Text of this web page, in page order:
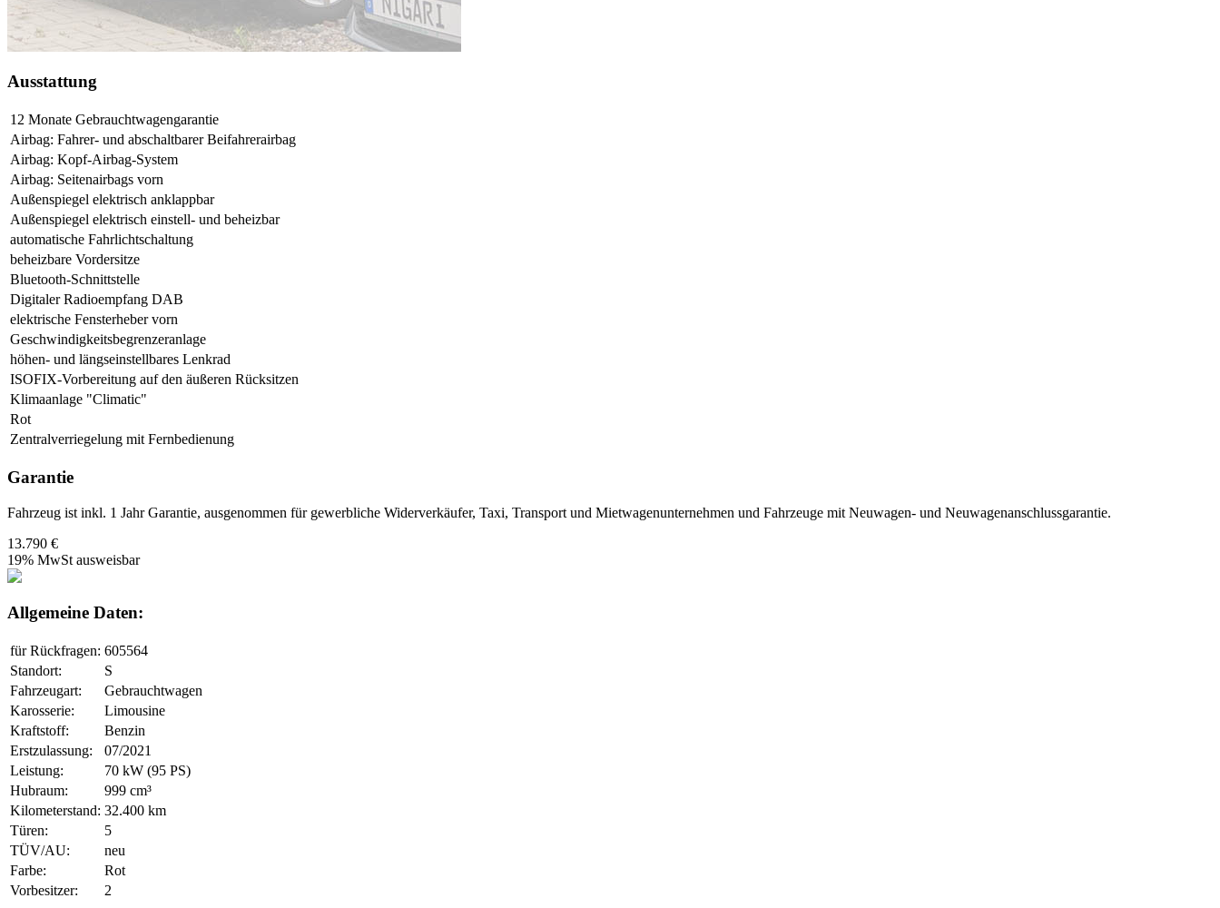
Ausstattung
12 Monate Gebrauchtwagengarantie
Airbag: Fahrer- und abschaltbarer Beifahrerairbag
Airbag: Kopf-Airbag-System
Airbag: Seitenairbags vorn
Außenspiegel elektrisch anklappbar
Außenspiegel elektrisch einstell- und beheizbar
automatische Fahrlichtschaltung
beheizbare Vordersitze
Bluetooth-Schnittstelle
Digitaler Radioempfang DAB
elektrische Fensterheber vorn
Geschwindigkeitsbegrenzeranlage
höhen- und längseinstellbares Lenkrad
ISOFIX-Vorbereitung auf den äußeren Rücksitzen
Klimaanlage "Climatic"
Rot
Zentralverriegelung mit Fernbedienung
Garantie
Fahrzeug ist inkl. 1 Jahr Garantie, ausgenommen für gewerbliche Widerverkäufer, Taxi, Transport und Mietwagenunternehmen und Fahrzeuge mit Neuwagen- und Neuwagenanschlussgarantie.
13.790 €
19% MwSt ausweisbar
Allgemeine Daten:
für Rückfragen: 605564
Standort:
S
Fahrzeugart:
Gebrauchtwagen
Karosserie:
Limousine
Kraftstoff:
Benzin
Erstzulassung:
07/2021
Leistung:
70 kW (95 PS)
Hubraum:
999 cm³
Kilometerstand: 32.400 km
Türen:
5
TÜV/AU:
neu
Farbe:
Rot
Vorbesitzer:
2